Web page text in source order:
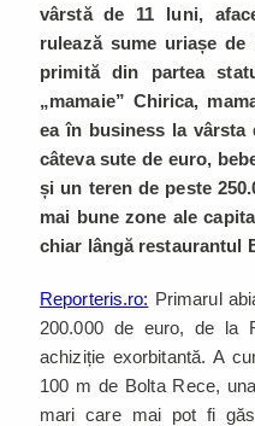
vârstă de 11 luni,
rulează sume uriașe
primită din partea
„mamaie” Chirica,
ea în business la vârsta
câteva sute de euro,
și un teren de peste
mai bune zone ale
chiar lângă restaurantul
Reporteris.ro: Primarul
200.000 de euro, de la
achiziție exorbitantă. A
100 m de Bolta Rece,
mari care mai pot fi